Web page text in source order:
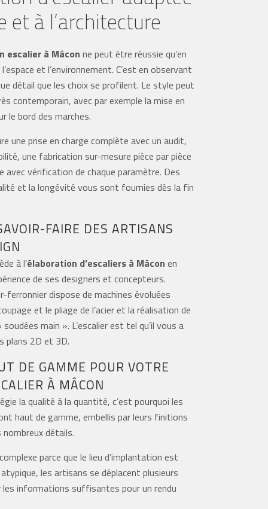
et à l’architecture
escalier à Mâcon ne peut être réussie qu’en
et l’environnement. C’est en observant
détail que les choix se profilent. Le style peut
contemporain, avec par exemple la mise en
le bord des marches.
une prise en charge complète avec un audit,
une fabrication sur-mesure pièce par pièce
avec vérification de chaque paramètre. Des
et la longévité vous sont fournies dès la fin
FAIRE DES ARTISANS
à l’élaboration d’escaliers à Mâcon en
de ses designers et concepteurs.
ferronnier dispose de machines évoluées
et le pliage de l’acier et la réalisation de
main ». L’escalier est tel qu’il vous a
plans 2D et 3D.
DE GAMME POUR VOTRE
À MÂCON
la qualité à la quantité, c’est pourquoi les
haut de gamme, embellis par leurs finitions
détails.
parce que le lieu d’implantation est
les artisans se déplacent plusieurs
les informations suffisantes pour un rendu